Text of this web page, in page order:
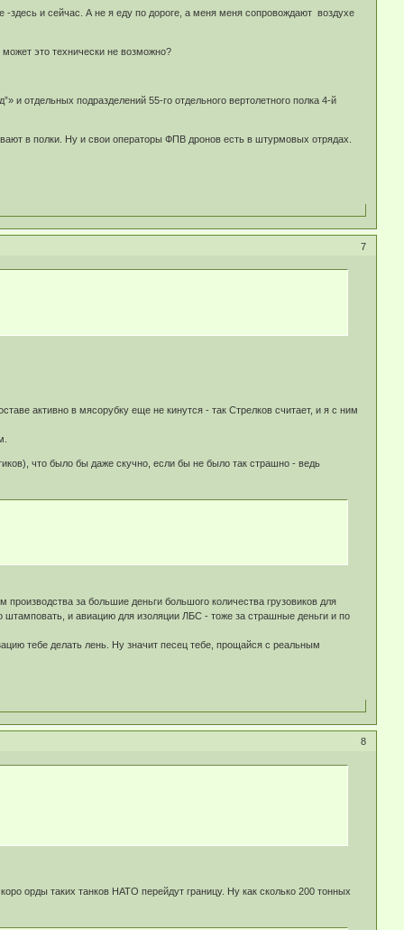
здесь и сейчас. А не я еду по дороге, а меня меня сопровождают воздухе
это технически не возможно?
и отдельных подразделений 55-го отдельного вертолетного полка 4-й
в полки. Ну и свои операторы ФПВ дронов есть в штурмовых отрядах.
7
активно в мясорубку еще не кинутся - так Стрелков считает, и я с ним
что было бы даже скучно, если бы не было так страшно - ведь
за большие деньги большого количества грузовиков для
и авиацию для изоляции ЛБС - тоже за страшные деньги и по
тебе делать лень. Ну значит песец тебе, прощайся с реальным
8
орды таких танков НАТО перейдут границу. Ну как сколько 200 тонных